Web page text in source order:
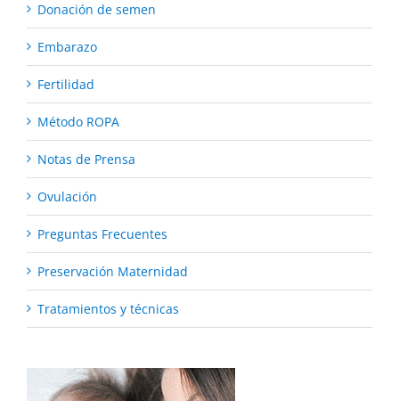
Donación de semen
Embarazo
Fertilidad
Método ROPA
Notas de Prensa
Ovulación
Preguntas Frecuentes
Preservación Maternidad
Tratamientos y técnicas